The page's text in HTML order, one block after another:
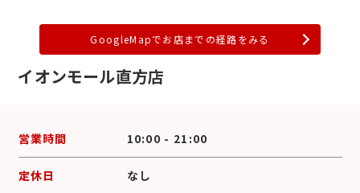
GoogleMapでお店までの経路をみる
イオンモール直方店
営業時間 10:00 - 21:00
定休日 なし